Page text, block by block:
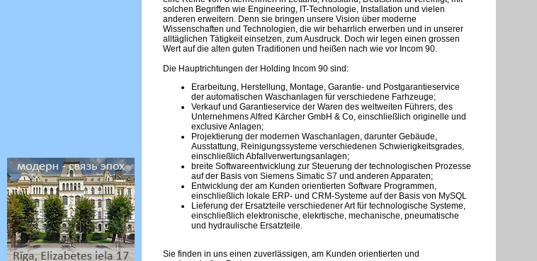
solchen Begriffen wie Engineering, IT-Technologie, Installation und vielen
anderen erweitern. Denn sie bringen unsere Vision über moderne
Wissenschaften und Technologien, die wir beharrlich erwerben und in unserer
alltäglichen Tätigkeit einsetzen, zum Ausdruck. Doch wir legen einen grossen
Wert auf die alten guten Traditionen und heißen nach wie vor Incom 90.
Die Hauptrichtungen der Holding Incom 90 sind:
Erarbeitung, Herstellung, Montage, Garantie- und Postgarantieservice
der automatischen Waschanlagen für verschiedene Farhzeuge;
Verkauf und Garantieservice der Waren des weltweiten Führers, des
Unternehmens Alfred Kärcher GmbH & Co, einschließlich originelle und
exclusive Anlagen;
Projektierung der modernen Waschanlagen, darunter Gebäude,
Ausstattung, Reinigungssysteme verschiedenen Schwierigkeitsgrades,
einschließlich Abfallverwertungsanlagen;
breite Softwareentwicklung zur Steuerung der technologischen Prozesse
auf der Basis von Siemens Simatic S7 und anderen Apparaten;
Entwicklung der am Kunden orientierten Software Programmen,
einschließlich lokale ERP- und CRM-Systeme auf der Basis von MySQL
Lieferung der Ersatzteile verschiedener Art für technologische Systeme,
einschließlich elektronische, elekrtische, mechanische, pneumatische
und hydraulische Ersatzteile.
Sie finden in uns einen zuverlässigen, am Kunden orientierten und